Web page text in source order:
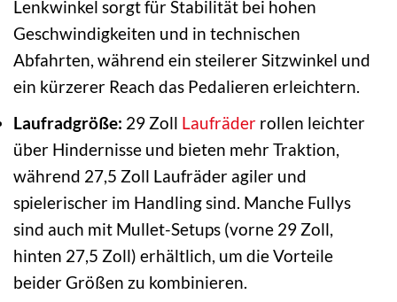
Lenkwinkel sorgt für Stabilität bei hohen
Geschwindigkeiten und in technischen
Abfahrten, während ein steilerer Sitzwinkel und
ein kürzerer Reach das Pedalieren erleichtern.
Laufradgröße: 29 Zoll Laufräder rollen leichter
über Hindernisse und bieten mehr Traktion,
während 27,5 Zoll Laufräder agiler und
spielerischer im Handling sind. Manche Fullys
sind auch mit Mullet-Setups (vorne 29 Zoll,
hinten 27,5 Zoll) erhältlich, um die Vorteile
beider Größen zu kombinieren.